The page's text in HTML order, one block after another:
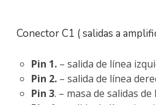
Conector C1 ( salidas a
Pin 1. – salida de línea
Pin 2. – salida de línea
Pin 3. – masa de salidas de